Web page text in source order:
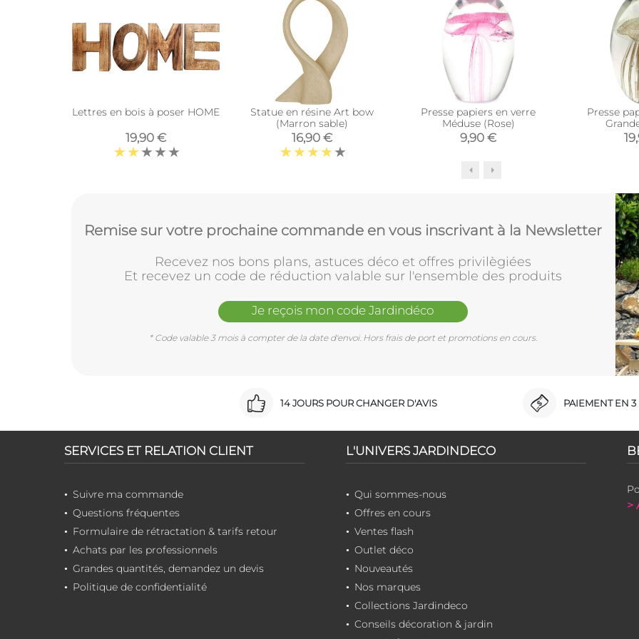
Lettres en bois à poser HOME
19,90 €
Statue en résine Art bow
(Marron sable)
16,90 €
Presse papiers en verre
Méduse (Rose)
9,90 €
Presse
Remise sur votre prochaine commande en vous inscrivant à la Newsletter
Recevez nos bons plans, astuces déco et offres privilègiées
Et recevez un code de réduction valable sur l'ensemble des produits
Je reçois mon code Jardindéco
* Code valable 3 mois à compter de la date d'envoi. Hors frais de port et promotions en cours.
14 JOURS POUR CHANGER D'AVIS PAIEMENT EN 3
SERVICES ET RELATION CLIENT
Suivre ma commande
Questions fréquentes
Formulaire de rétractation & tarifs retour
Achats par les professionnels
Grandes quantités, demandez un devis
Politique de confidentialité
L'UNIVERS JARDINDECO
Qui sommes-nous
Offres en cours
Ventes flash
Outlet déco
Nouveautés
Nos marques
Collections Jardindeco
Conseils décoration & jardin
>